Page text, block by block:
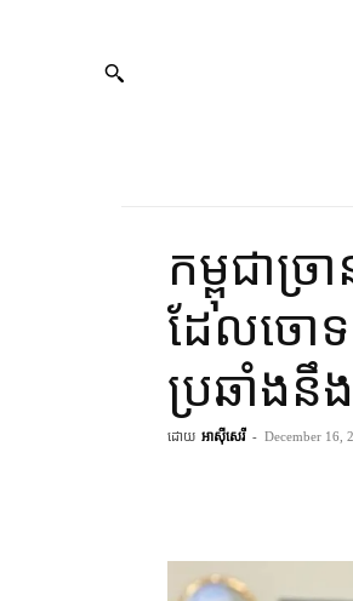
កម្ពុជា​ច្
ដែល​ចោទ​
ប្រឆាំង​នឹ
ដោយ អាស៊ីសេរី - December 16,